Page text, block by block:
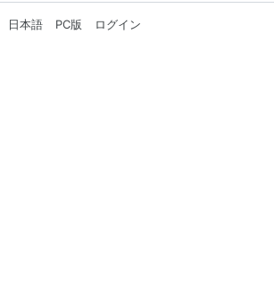
日本語 PC版 ログイン